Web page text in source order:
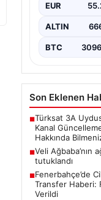
EUR
ALTIN
BTC
Son Eklenen
■Türksat 3A
Kanal
Hakkında
■Veli Ağbaba’nın
tutuklandı
■Fenerbahçe’de
Transfer Haberi:
Verildi